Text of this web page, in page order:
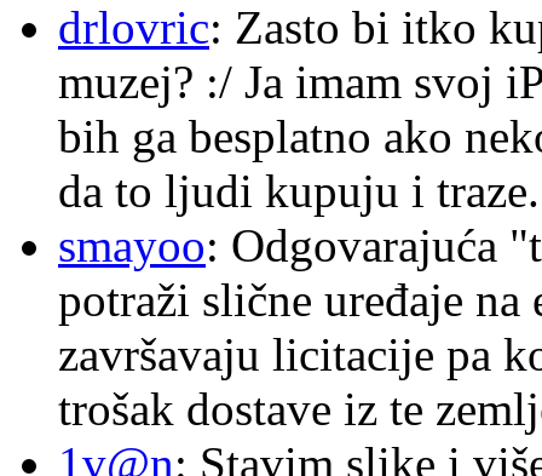
drlovric: Zasto bi itko
muzej? :/ Ja imam svoj
bih ga besplatno ako
da to ljudi kupuju i traze.
smayoo: Odgovarajuća
potraži slične uređaje
završavaju licitacije pa
trošak dostave iz te
1v@n: Stavim slike i